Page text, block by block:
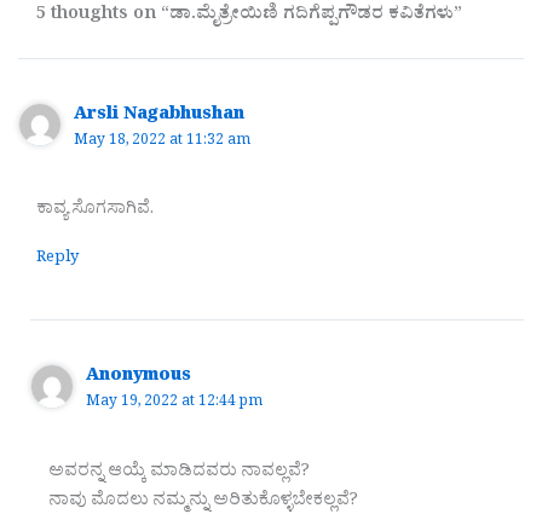
5 thoughts on “ಡಾ.ಮೈತ್ರೇಯಿಣಿ ಗದಿಗೆಪ್ಪಗೌಡರ ಕವಿತೆಗಳು”
Arsli Nagabhushan
May 18, 2022 at 11:32 am
ಕಾವ್ಯ ಸೊಗಸಾಗಿವೆ.
Reply
Anonymous
May 19, 2022 at 12:44 pm
ಅವರನ್ನ ಆಯ್ಕೆ ಮಾಡಿದವರು ನಾವಲ್ಲವೆ?
ನಾವು ಮೊದಲು ನಮ್ಮನ್ನು ಅರಿತುಕೊಳ್ಳಬೇಕಲ್ಲವೆ?